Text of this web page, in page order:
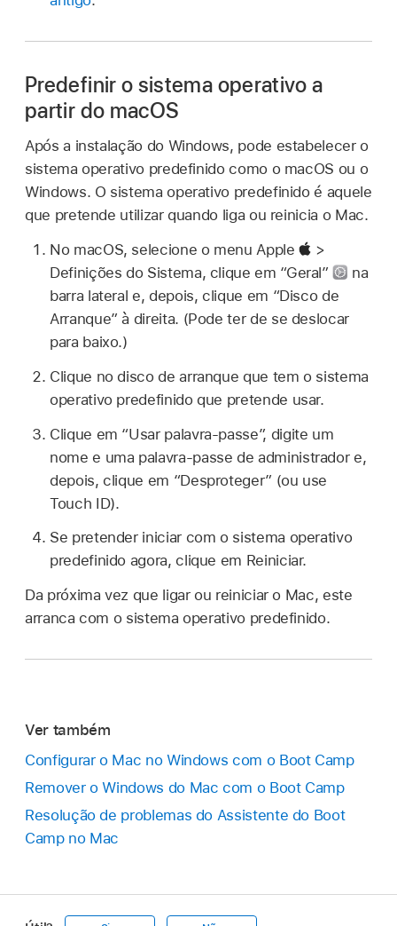
Predefinir o sistema operativo a
partir do macOS
Após a instalação do Windows, pode estabelecer o
sistema operativo predefinido como o macOS ou o
Windows. O sistema operativo predefinido é aquele
que pretende utilizar quando liga ou reinicia o Mac.
No macOS, selecione o menu Apple
>
Definições do Sistema, clique em “Geral”
na
barra lateral e, depois, clique em “Disco de
Arranque” à direita. (Pode ter de se deslocar
para baixo.)
Clique no disco de arranque que tem o sistema
operativo predefinido que pretende usar.
Clique em “Usar palavra‑passe”, digite um
nome e uma palavra‑passe de administrador e,
depois, clique em “Desproteger” (ou use
Touch ID).
Se pretender iniciar com o sistema operativo
predefinido agora, clique em Reiniciar.
Da próxima vez que ligar ou reiniciar o Mac, este
arranca com o sistema operativo predefinido.
Ver também
Configurar o Mac no Windows com o Boot Camp
Remover o Windows do Mac com o Boot Camp
Resolução de problemas do Assistente do Boot
Camp no Mac